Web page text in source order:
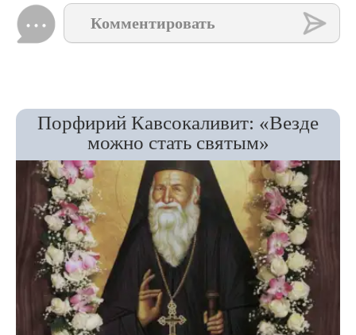
Комментировать
Порфирий Кавсокаливит: «Везде
можно стать святым»